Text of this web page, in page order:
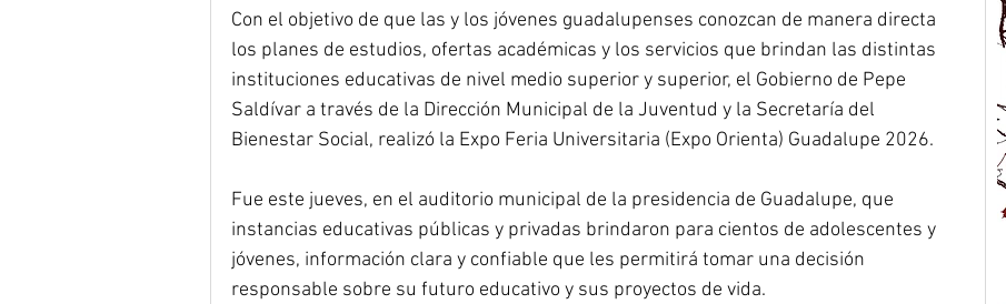
Con el objetivo de que las y los jóvenes guadalupenses conozcan de manera directa
los planes de estudios, ofertas académicas y los servicios que brindan las distintas
instituciones educativas de nivel medio superior y superior, el Gobierno de Pepe
Saldívar a través de la Dirección Municipal de la Juventud y la Secretaría del
Bienestar Social, realizó la Expo Feria Universitaria (Expo Orienta) Guadalupe 2026.
Fue este jueves, en el auditorio municipal de la presidencia de Guadalupe, que
instancias educativas públicas y privadas brindaron para cientos de adolescentes y
jóvenes, información clara y confiable que les permitirá tomar una decisión
responsable sobre su futuro educativo y sus proyectos de vida.